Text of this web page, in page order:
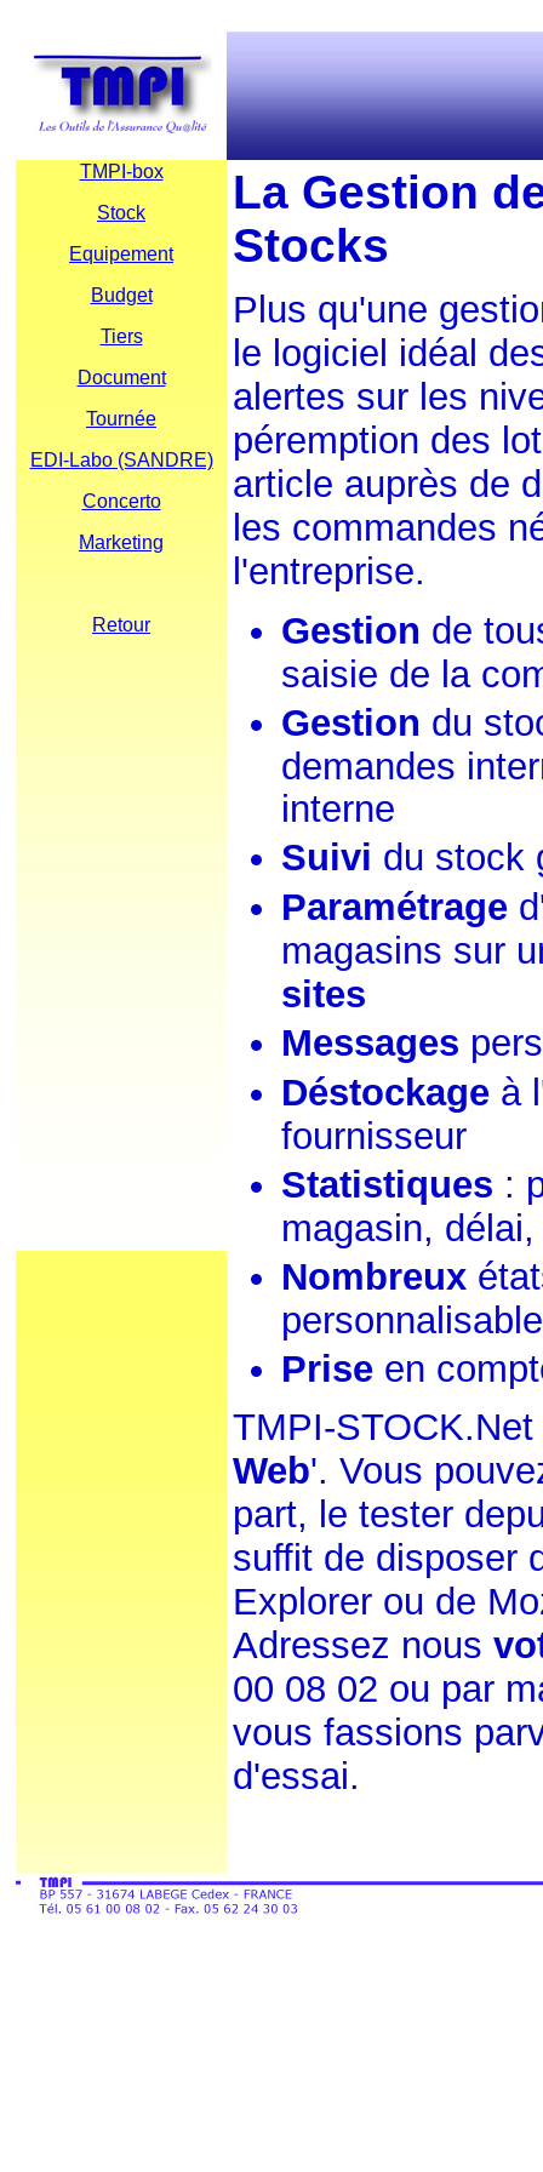
TMPI-box
Stock
Equipement
Budget
Tiers
Document
Tournée
EDI-Labo (SANDRE)
Concerto
Marketing
Retour
La Gestion
Stocks
Plus qu'une
le logiciel idéal
alertes sur les
péremption des
article auprès de
les commandes
l'entreprise.
Gestion de
saisie de la
Gestion du
demandes
interne
Suivi du stock
Paramétrage
magasins sur
sites
Messages
Déstockage à
fournisseur
Statistiques :
magasin,
Nombreux
Prise en
TMPI-STOCK.Net
Web'. Vous
part, le tester
suffit de disposer
Explorer ou de
Adressez nous
00 08 02 ou par
vous fassions
d'essai.